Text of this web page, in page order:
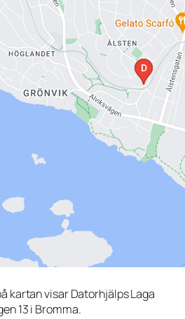
kartan visar Datorhjälps Laga
13 i Bromma.